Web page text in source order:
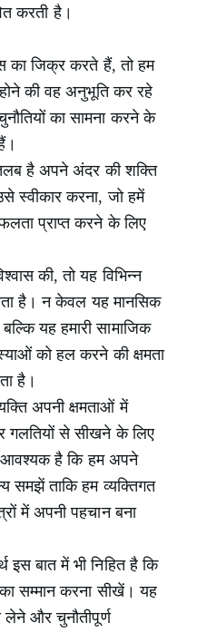
करती है।
का जिक्र करते हैं, तो हम
की वह अनुभूति कर रहे
का सामना करने के
है अपने अंदर की शक्ति
स्वीकार करना, जो हमें
प्राप्त करने के लिए
की, तो यह विभिन्न
है। न केवल यह मानसिक
बल्कि यह हमारी सामाजिक
को हल करने की क्षमता
है।
अपनी क्षमताओं में
गलतियों से सीखने के लिए
आवश्यक है कि हम अपने
समझें ताकि हम व्यक्तिगत
में अपनी पहचान बना
इस बात में भी निहित है कि
सम्मान करना सीखें। यह
लेने और चुनौतीपूर्ण